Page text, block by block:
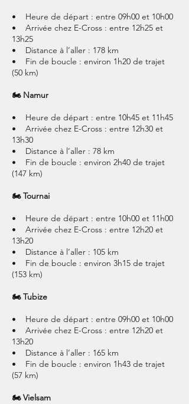
• Heure de départ : entre 09h00 et 10h00
• Arrivée chez E-Cross : entre 12h25 et
13h25
• Distance à l’aller : 178 km
• Fin de boucle : environ 1h20 de trajet
(50 km)
🏍 Namur
• Heure de départ : entre 10h45 et 11h45
• Arrivée chez E-Cross : entre 12h30 et
13h30
• Distance à l’aller : 78 km
• Fin de boucle : environ 2h40 de trajet
(147 km)
🏍 Tournai
• Heure de départ : entre 10h00 et 11h00
• Arrivée chez E-Cross : entre 12h20 et
13h20
• Distance à l’aller : 105 km
• Fin de boucle : environ 3h15 de trajet
(153 km)
🏍 Tubize
• Heure de départ : entre 09h00 et 10h00
• Arrivée chez E-Cross : entre 12h20 et
13h20
• Distance à l’aller : 165 km
• Fin de boucle : environ 1h43 de trajet
(57 km)
🏍 Vielsam